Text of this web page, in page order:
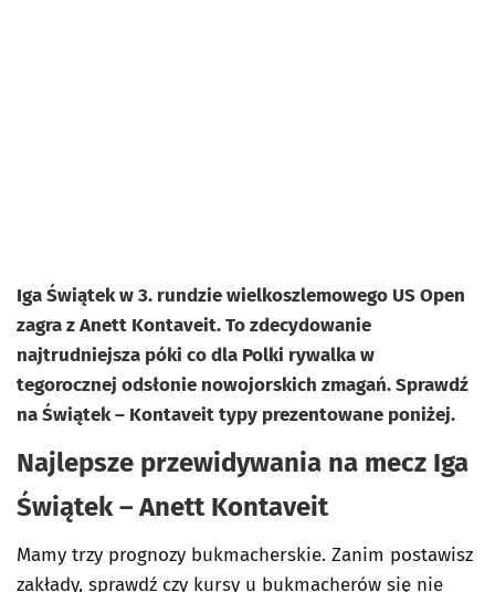
Iga Świątek w 3. rundzie wielkoszlemowego US Open
zagra z Anett Kontaveit. To zdecydowanie
najtrudniejsza póki co dla Polki rywalka w
tegorocznej odsłonie nowojorskich zmagań. Sprawdź
na Świątek – Kontaveit typy prezentowane poniżej.
Najlepsze przewidywania na mecz Iga
Świątek – Anett Kontaveit
Mamy trzy prognozy bukmacherskie. Zanim postawisz
zakłady, sprawdź czy kursy u bukmacherów się nie